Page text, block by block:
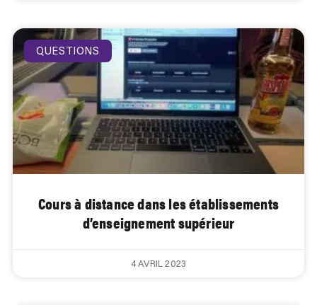
QUESTIONS
Cours à distance dans les établissements
d’enseignement supérieur
4 AVRIL 2023